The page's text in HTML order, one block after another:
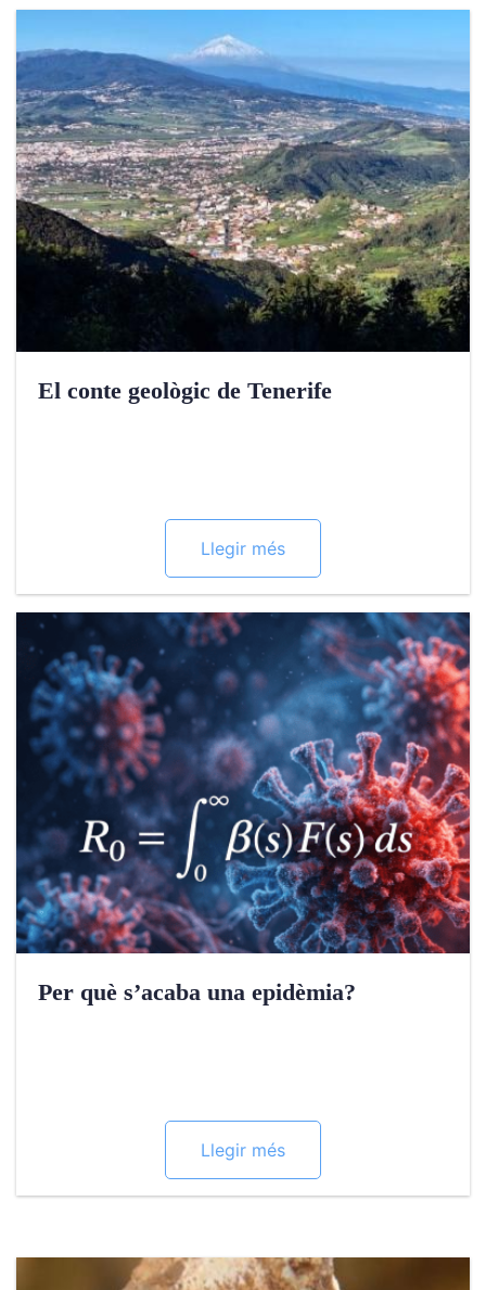
El conte geològic de Tenerife
Llegir més
Per què s’acaba una epidèmia?
Llegir més